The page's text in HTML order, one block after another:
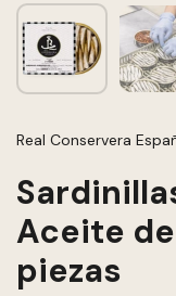
Real Conservera
Aceite de
piezas